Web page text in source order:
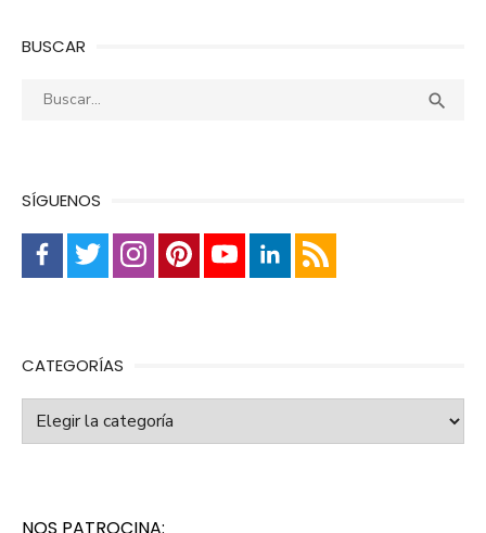
BUSCAR
Buscar: 
SÍGUENOS
CATEGORÍAS
Categorías